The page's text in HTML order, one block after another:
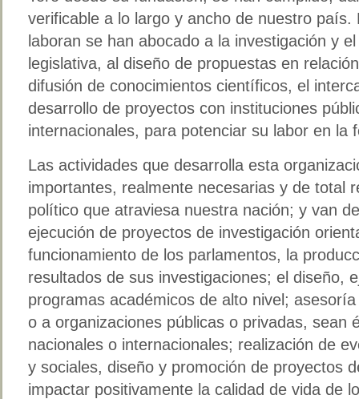
verificable a lo largo y ancho de nuestro país.
laboran se han abocado a la investigación y
legislativa, al diseño de propuestas en
difusión de conocimientos científicos, el
desarrollo de proyectos con instituciones
internacionales, para potenciar su labor en la
Las actividades que desarrolla esta
importantes, realmente necesarias y de total
político que atraviesa nuestra nación; y van
ejecución de proyectos de investigación
funcionamiento de los parlamentos, la
resultados de sus investigaciones; el diseño,
programas académicos de alto nivel;
o a organizaciones públicas o privadas, sean
nacionales o internacionales; realización de
y sociales, diseño y promoción de proyectos
impactar positivamente la calidad de vida de